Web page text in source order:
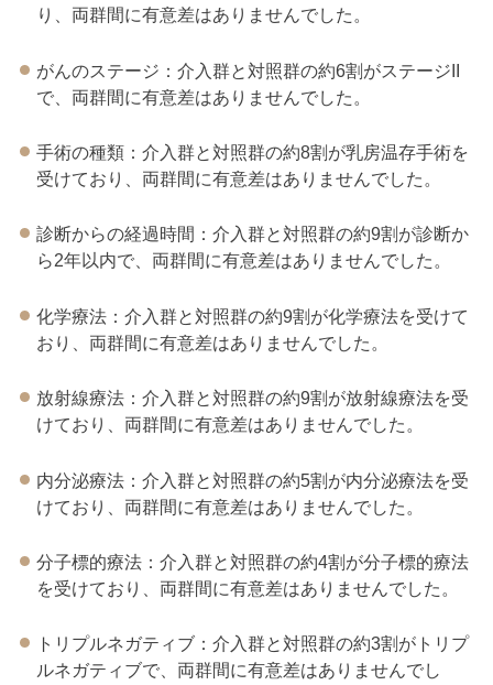
り、両群間に有意差はありませんでした。
がんのステージ：介入群と対照群の約6割がステージII
で、両群間に有意差はありませんでした。
手術の種類：介入群と対照群の約8割が乳房温存手術を
受けており、両群間に有意差はありませんでした。
診断からの経過時間：介入群と対照群の約9割が診断か
ら2年以内で、両群間に有意差はありませんでした。
化学療法：介入群と対照群の約9割が化学療法を受けて
おり、両群間に有意差はありませんでした。
放射線療法：介入群と対照群の約9割が放射線療法を受
けており、両群間に有意差はありませんでした。
内分泌療法：介入群と対照群の約5割が内分泌療法を受
けており、両群間に有意差はありませんでした。
分子標的療法：介入群と対照群の約4割が分子標的療法
を受けており、両群間に有意差はありませんでした。
トリプルネガティブ：介入群と対照群の約3割がトリプ
ルネガティブで、両群間に有意差はありませんでし